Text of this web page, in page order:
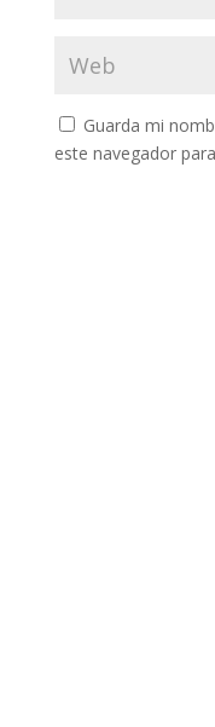
Guarda mi
este navegador